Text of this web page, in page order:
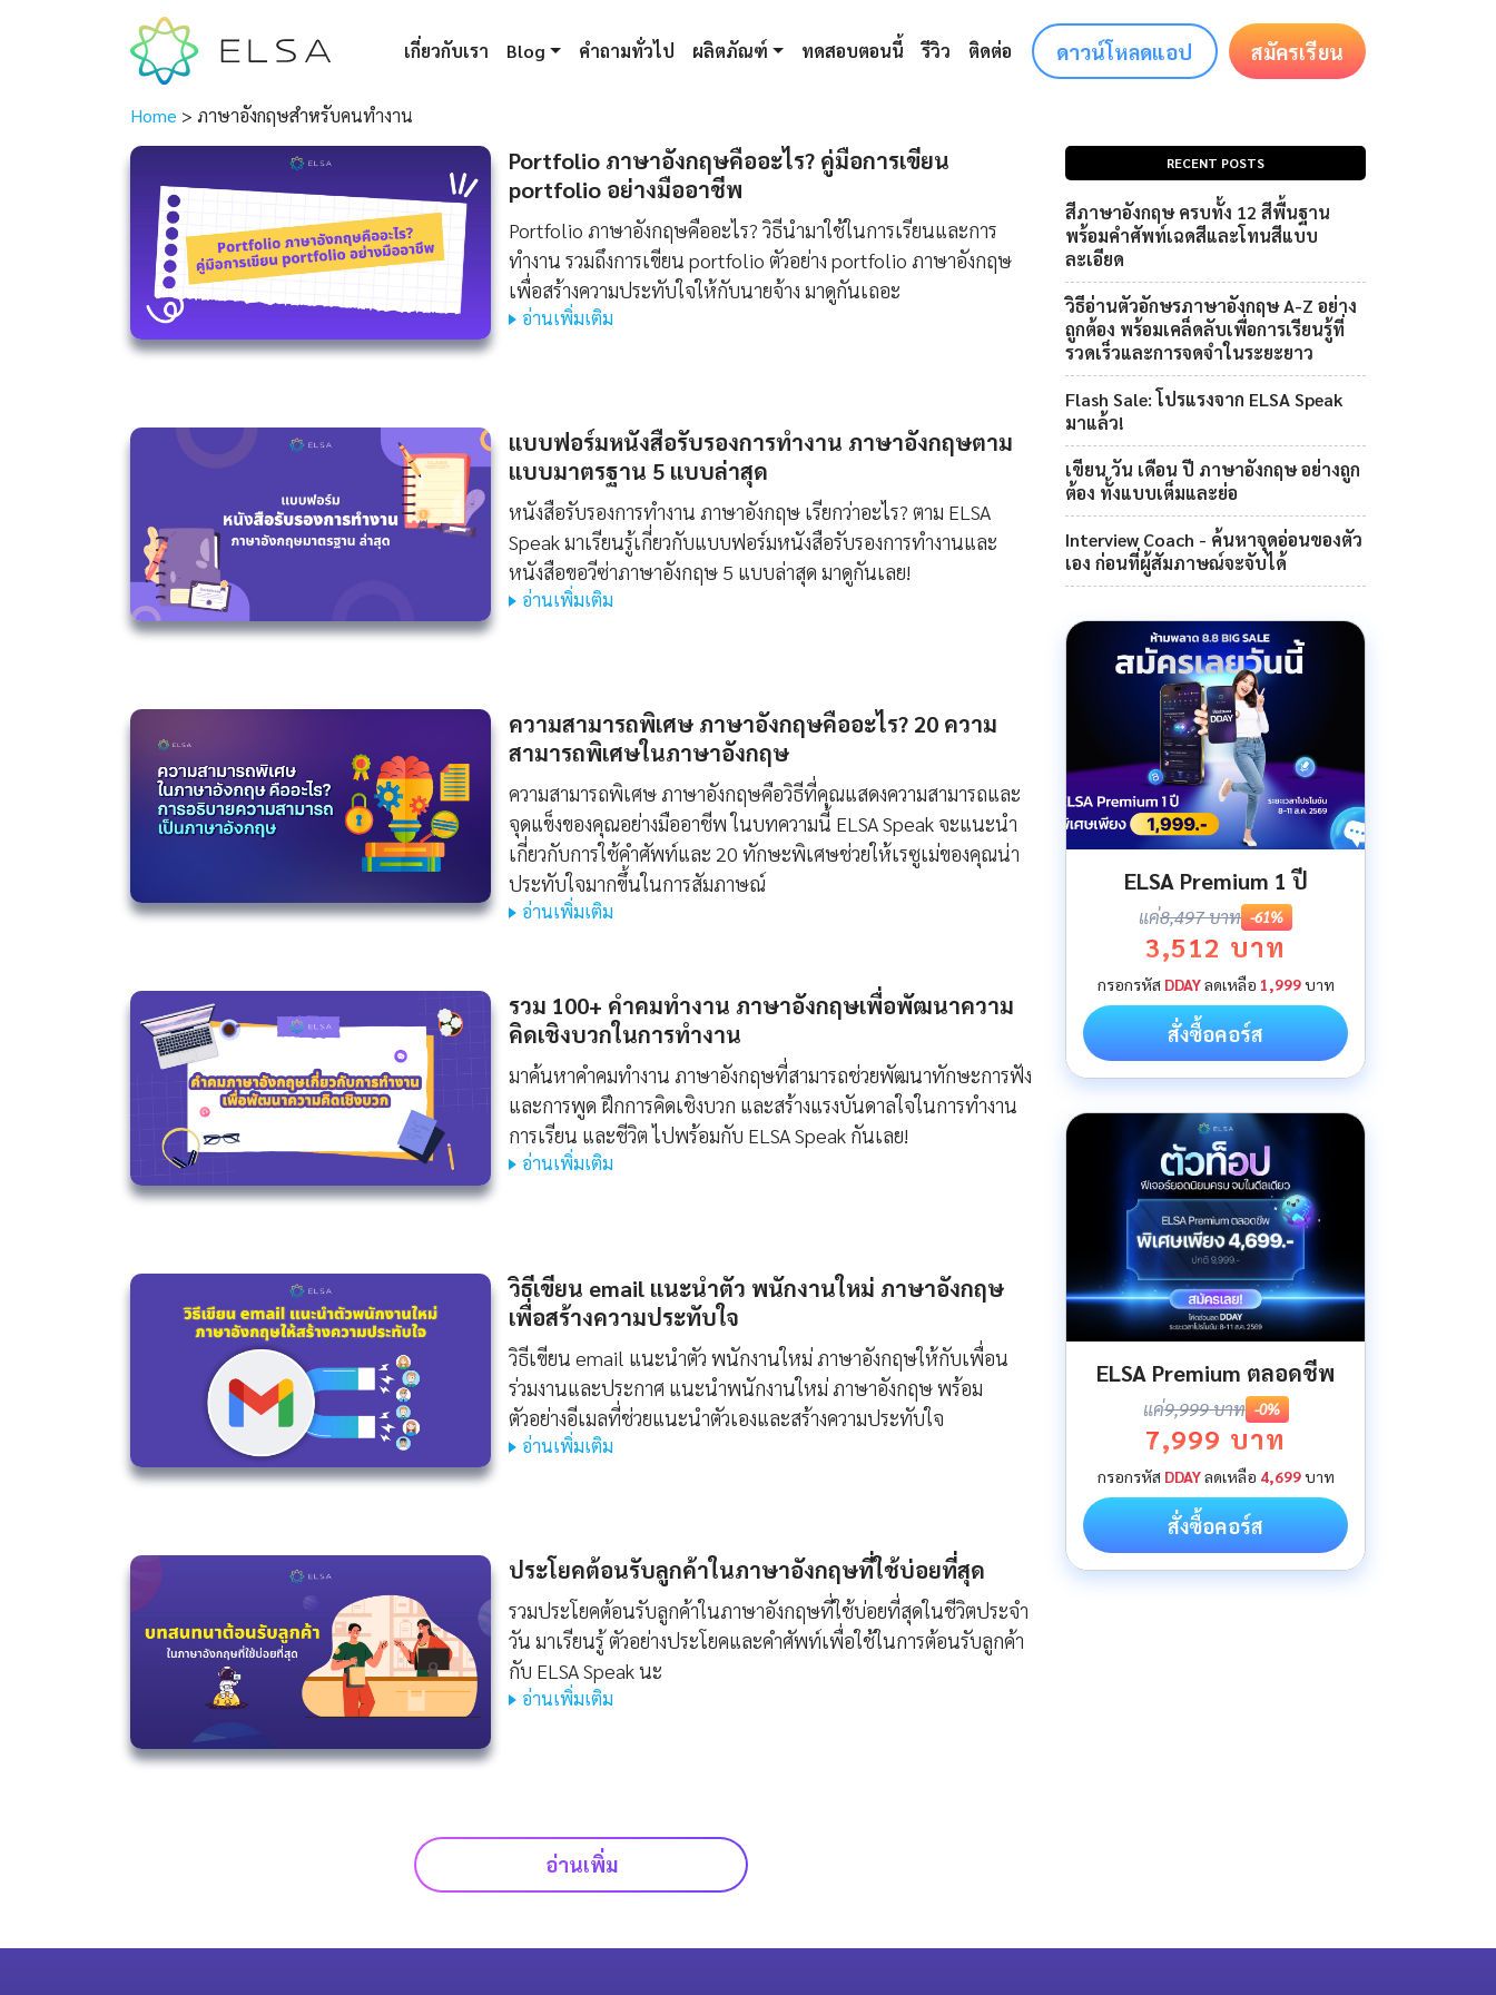
เกี่ยวกับเรา Blog คำถามทั่วไป ผลิตภัณฑ์ ทดสอบตอนนี้ รีวิว ติดต่อ ดาวน์โหลดแอป สมัครเรียน
Home > ภาษาอังกฤษสำหรับคนทำงาน
Portfolio ภาษาอังกฤษคืออะไร? คู่มือการเขียน
portfolio อย่างมืออาชีพ
Portfolio ภาษาอังกฤษคืออะไร? วิธีนำมาใช้ในการเรียนและการ
ทำงาน รวมถึงการเขียน portfolio ตัวอย่าง portfolio ภาษาอังกฤษ
เพื่อสร้างความประทับใจให้กับนายจ้าง มาดูกันเถอะ
อ่านเพิ่มเติม
แบบฟอร์มหนังสือรับรองการทํางาน ภาษาอังกฤษตาม
แบบมาตรฐาน 5 แบบล่าสุด
หนังสือรับรองการทํางาน ภาษาอังกฤษ เรียกว่าอะไร? ตาม ELSA
Speak มาเรียนรู้เกี่ยวกับแบบฟอร์มหนังสือรับรองการทำงานและ
หนังสือขอวีซ่าภาษาอังกฤษ 5 แบบล่าสุด มาดูกันเลย!
อ่านเพิ่มเติม
ความสามารถพิเศษ ภาษาอังกฤษคืออะไร? 20 ความ
สามารถพิเศษในภาษาอังกฤษ
ความสามารถพิเศษ ภาษาอังกฤษคือวิธีที่คุณแสดงความสามารถและ
จุดแข็งของคุณอย่างมืออาชีพ ในบทความนี้ ELSA Speak จะแนะนำ
เกี่ยวกับการใช้คำศัพท์และ 20 ทักษะพิเศษช่วยให้เรซูเม่ของคุณน่า
ประทับใจมากขึ้นในการสัมภาษณ์
อ่านเพิ่มเติม
รวม 100+ คําคมทํางาน ภาษาอังกฤษเพื่อพัฒนาความ
คิดเชิงบวกในการทำงาน
มาค้นหาคําคมทํางาน ภาษาอังกฤษที่สามารถช่วยพัฒนาทักษะการฟัง
และการพูด ฝึกการคิดเชิงบวก และสร้างแรงบันดาลใจในการทำงาน
การเรียน และชีวิต ไปพร้อมกับ ELSA Speak กันเลย!
อ่านเพิ่มเติม
วิธีเขียน email แนะนําตัว พนักงานใหม่ ภาษาอังกฤษ
เพื่อสร้างความประทับใจ
วิธีเขียน email แนะนําตัว พนักงานใหม่ ภาษาอังกฤษให้กับเพื่อน
ร่วมงานและประกาศ แนะนําพนักงานใหม่ ภาษาอังกฤษ พร้อม
ตัวอย่างอีเมลที่ช่วยแนะนำตัวเองและสร้างความประทับใจ
อ่านเพิ่มเติม
ประโยคต้อนรับลูกค้าในภาษาอังกฤษที่ใช้บ่อยที่สุด
รวมประโยคต้อนรับลูกค้าในภาษาอังกฤษที่ใช้บ่อยที่สุดในชีวิตประจํา
วัน มาเรียนรู้ ตัวอย่างประโยคและคำศัพท์เพื่อใช้ในการต้อนรับลูกค้า
กับ ELSA Speak นะ
อ่านเพิ่มเติม
อ่านเพิ่ม
RECENT POSTS
สีภาษาอังกฤษ ครบทั้ง 12 สีพื้นฐาน
พร้อมคำศัพท์เฉดสีและโทนสีแบบ
ละเอียด
วิธีอ่านตัวอักษรภาษาอังกฤษ A-Z อย่าง
ถูกต้อง พร้อมเคล็ดลับเพื่อการเรียนรู้ที่
รวดเร็วและการจดจำในระยะยาว
Flash Sale: โปรแรงจาก ELSA Speak
มาแล้ว!
เขียน วัน เดือน ปี ภาษาอังกฤษ อย่างถูก
ต้อง ทั้งแบบเต็มและย่อ
Interview Coach - ค้นหาจุดอ่อนของตัว
เอง ก่อนที่ผู้สัมภาษณ์จะจับได้
ELSA Premium 1 ปี
แค่8,497 บาท -61%
3,512 บาท
กรอกรหัส DDAYลดเหลือ 1,999บาท
สั่งซื้อคอร์ส
ELSA Premium ตลอดชีพ
แค่9,999 บาท -0%
7,999 บาท
กรอกรหัส DDAYลดเหลือ 4,699บาท
สั่งซื้อคอร์ส